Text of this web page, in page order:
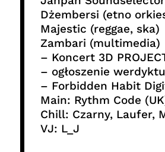
Dżembersi (etno
Majestic (reggae, ska)
Zambari (multimedia)
– Koncert 3D
– ogłoszenie
– Forbidden Habit
Main: Rythm Code
Chill: Czarny, Laufer,
VJ: L_J